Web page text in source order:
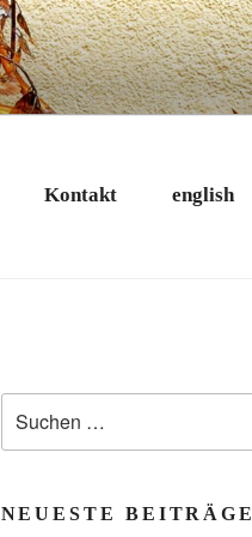
Kontakt english
nach:
NEUESTE BEITRÄGE